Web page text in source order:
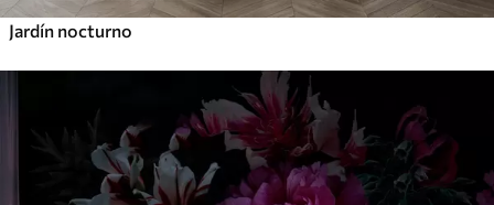
Jardín nocturno